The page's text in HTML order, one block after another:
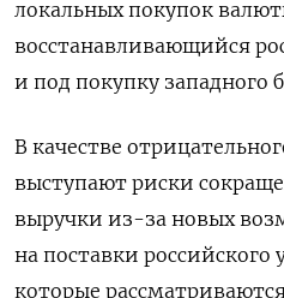
локальных покупок
восстанавливающийся
и под покупку западного
В качестве
выступают риски
выручки из-за новых
на поставки российского
которые